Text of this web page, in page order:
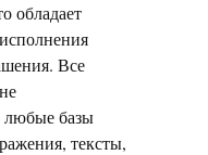
обладает
Все
любые базы
тексты,